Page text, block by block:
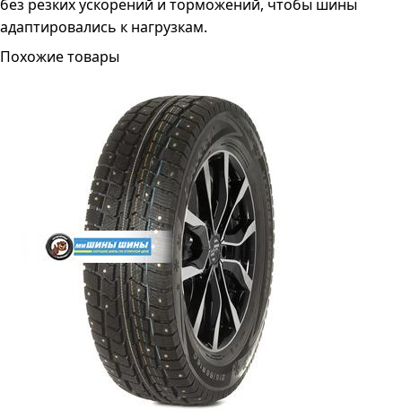
без резких ускорений и торможений, чтобы шины
адаптировались к нагрузкам.
Похожие товары